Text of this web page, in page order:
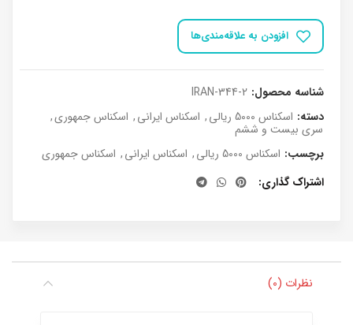
افزودن به علاقه‌مندی‌ها
شناسه محصول: IRAN-344-2
دسته: اسکناس 5000 ریالی , اسکناس ایرانی, اسکناس جمهوری,
سری بیست و ششم
برچسب: اسکناس 5000 ریالی , اسکناس ایرانی, اسکناس جمهوری
اشتراک گذاری
نظرات (0)